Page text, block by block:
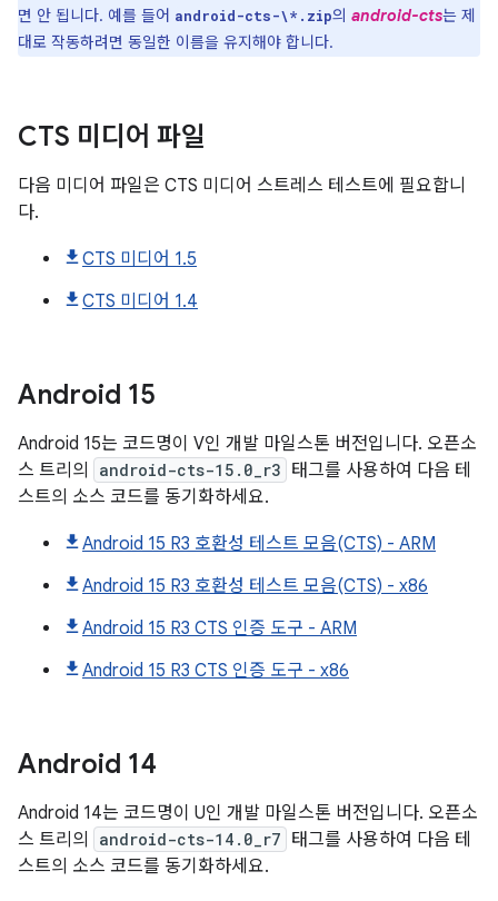
면 안 됩니다. 예를 들어 android-cts-\*.zip의 android-cts는 제
대로 작동하려면 동일한 이름을 유지해야 합니다.
CTS 미디어 파일
다음 미디어 파일은 CTS 미디어 스트레스 테스트에 필요합니
다.
CTS 미디어 1.5
CTS 미디어 1.4
Android 15
Android 15는 코드명이 V인 개발 마일스톤 버전입니다. 오픈소
스 트리의
android-cts-15.0_r3 태그를 사용하여 다음 테
스트의 소스 코드를 동기화하세요.
Android 15 R3 호환성 테스트 모음(CTS) - ARM
Android 15 R3 호환성 테스트 모음(CTS) - x86
Android 15 R3 CTS 인증 도구 - ARM
Android 15 R3 CTS 인증 도구 - x86
Android 14
Android 14는 코드명이 U인 개발 마일스톤 버전입니다. 오픈소
스 트리의
android-cts-14.0_r7 태그를 사용하여 다음 테
스트의 소스 코드를 동기화하세요.